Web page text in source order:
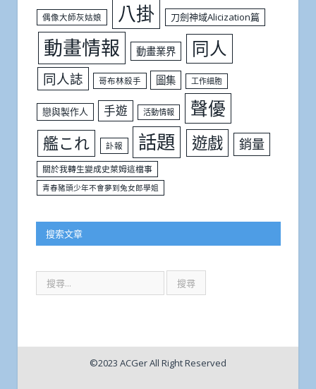
偶像大師灰姑娘 八掛 刀劍神域Alicization篇
動畫情報 動畫業界 同人
同人誌 哥布林殺手 圖集 工作細胞
戀與製作人 手遊 活動情報 聲優
艦これ 訃報 話題 遊戲 銷量
關於我轉生變成史萊姆這檔事
青春豬頭少年不會夢到兔女郎學姐
搜索文章
©2023 ACGer All Right Reserved